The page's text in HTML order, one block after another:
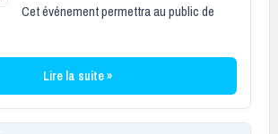
Cet événement permettra au public de
Lire la suite »